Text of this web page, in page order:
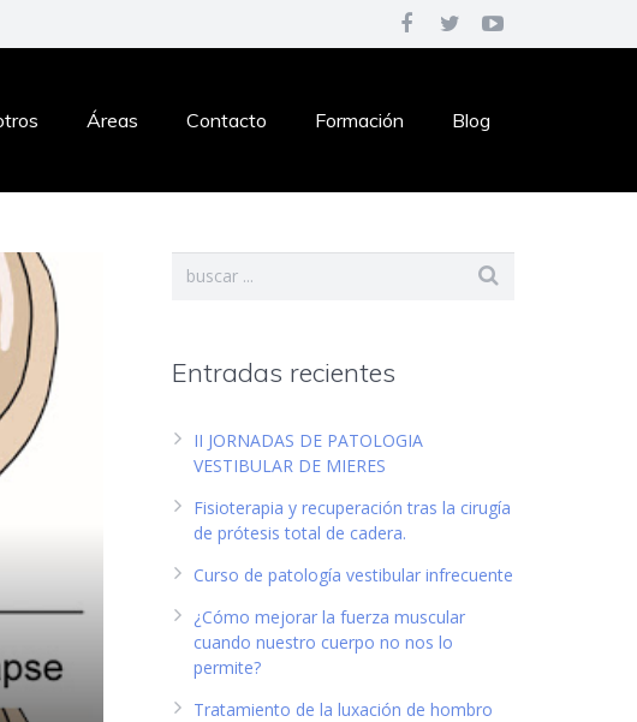
Áreas Contacto Formación Blog
Entradas recientes
II JORNADAS DE PATOLOGIA
VESTIBULAR DE MIERES
Fisioterapia y recuperación tras la cirugía
de prótesis total de cadera.
Curso de patología vestibular infrecuente
¿Cómo mejorar la fuerza muscular
cuando nuestro cuerpo no nos lo
permite?
Tratamiento de la luxación de hombro